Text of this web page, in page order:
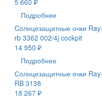
Подробнее
Cолнцезащитные очки
rb 3362 002/4j cockpit
14 950 ₽
Подробнее
Солнцезащитные очки
RB 3138
18 267 ₽